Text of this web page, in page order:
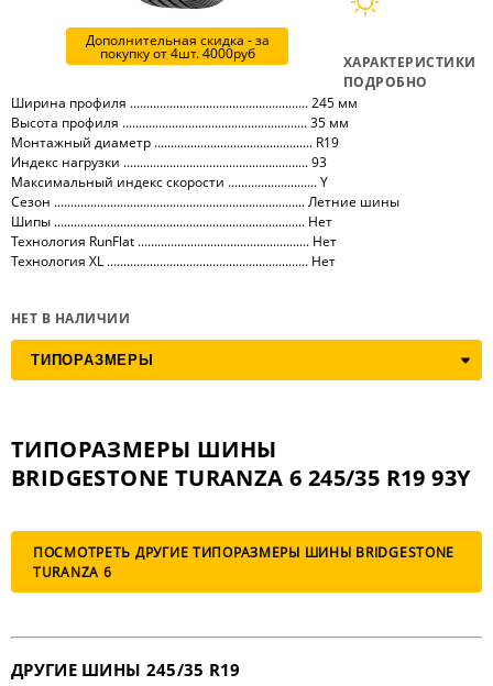
Дополнительная скидка - за
покупку от 4шт. 4000руб
ХАРАКТЕРИСТИКИ
ПОДРОБНО
Ширина профиля ...................................................... 245 мм
Высота профиля ........................................................ 35 мм
Монтажный диаметр ................................................ R19
Индекс нагрузки ........................................................ 93
Максимальный индекс скорости ........................... Y
Сезон ............................................................................ Летние шины
Шипы ............................................................................ Нет
Технология RunFlat .................................................... Нет
Технология XL ............................................................. Нет
НЕТ В НАЛИЧИИ
ТИПОРАЗМЕРЫ ШИНЫ
BRIDGESTONE TURANZA 6 245/35 R19 93Y
ПОСМОТРЕТЬ ДРУГИЕ ТИПОРАЗМЕРЫ ШИНЫ BRIDGESTONE
TURANZA 6
ДРУГИЕ ШИНЫ 245/35 R19